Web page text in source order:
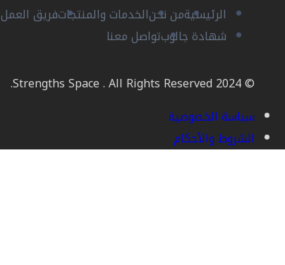
الرئيسيةمن نحنالخدمات والمنتجاتفريق العمل
شهادة جالوبتواصل معنا
© 2024 Strengths Space . All Rights Reserved.
سياسة الخصوصية
الشروط والأحكام